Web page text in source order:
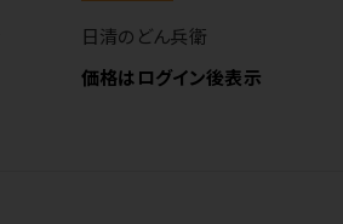
日清のどん兵衛
価格はログイン後表示